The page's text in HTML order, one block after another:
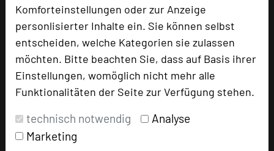
Komforteinstellungen oder zur Anzeige
personlisierter Inhalte ein. Sie können selbst
entscheiden, welche Kategorien sie zulassen
möchten. Bitte beachten Sie, dass auf Basis ihrer
Einstellungen, womöglich nicht mehr alle
Funktionalitäten der Seite zur Verfügung stehen.
technisch notwendig
Analyse
Marketing
Ansprechpartner
Kontakt
Alle Informationen
Bewerbung zur Neuaufnahme
Top 250 Germany Inside